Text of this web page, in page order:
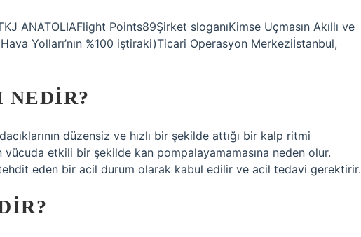
ANATOLIAFlight Points89Şirket sloganıKimse Uçmasın Akıllı ve
Yolları’nın %100 iştiraki)Ticari Operasyon Merkeziİstanbul,
NEDIR?
düzensiz ve hızlı bir şekilde attığı bir kalp ritmi
etkili bir şekilde kan pompalayamamasına neden olur.
eden bir acil durum olarak kabul edilir ve acil tedavi gerektirir.